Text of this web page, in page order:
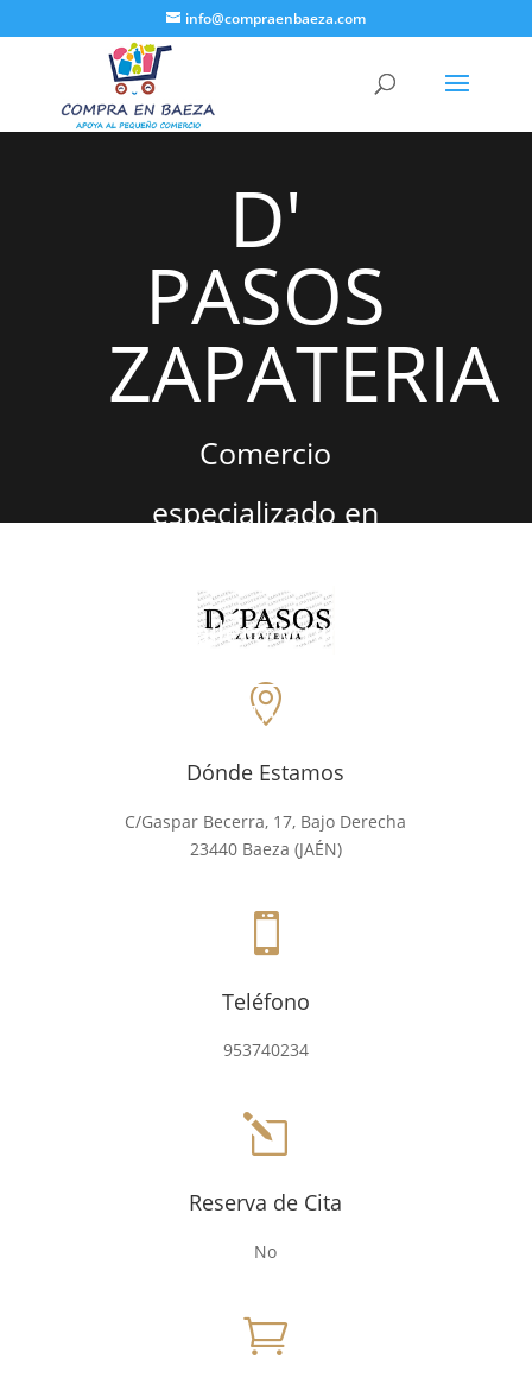
info@compraenbaeza.com
D'
PASOS
ZAPATERIA
Comercio
especializado en
caballero y niños.
CONTACTAR

Dónde Estamos
C/Gaspar Becerra, 17, Bajo Derecha
23440 Baeza (JAÉN)

Teléfono
953740234
l
Reserva de Cita
No
